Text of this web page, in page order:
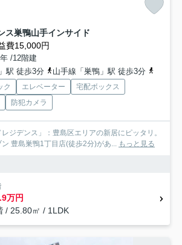
ス巣鴨山手インサイド
費15,000円
/12階建
駅 徒歩3分
山手線「巣鴨」駅 徒歩3分
ク エレベーター
宅配ボックス
防犯カメラ
レジデンス」：豊島区エリアの新居にピッタリ。
豊島巣鴨1丁目店(徒歩2分)があ... もっと見る
万円
/ 25.80㎡ / 1LDK